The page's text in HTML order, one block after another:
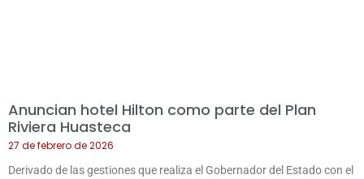
Anuncian hotel Hilton como parte del Plan
Riviera Huasteca
27 de febrero de 2026
Derivado de las gestiones que realiza el Gobernador del Estado con el